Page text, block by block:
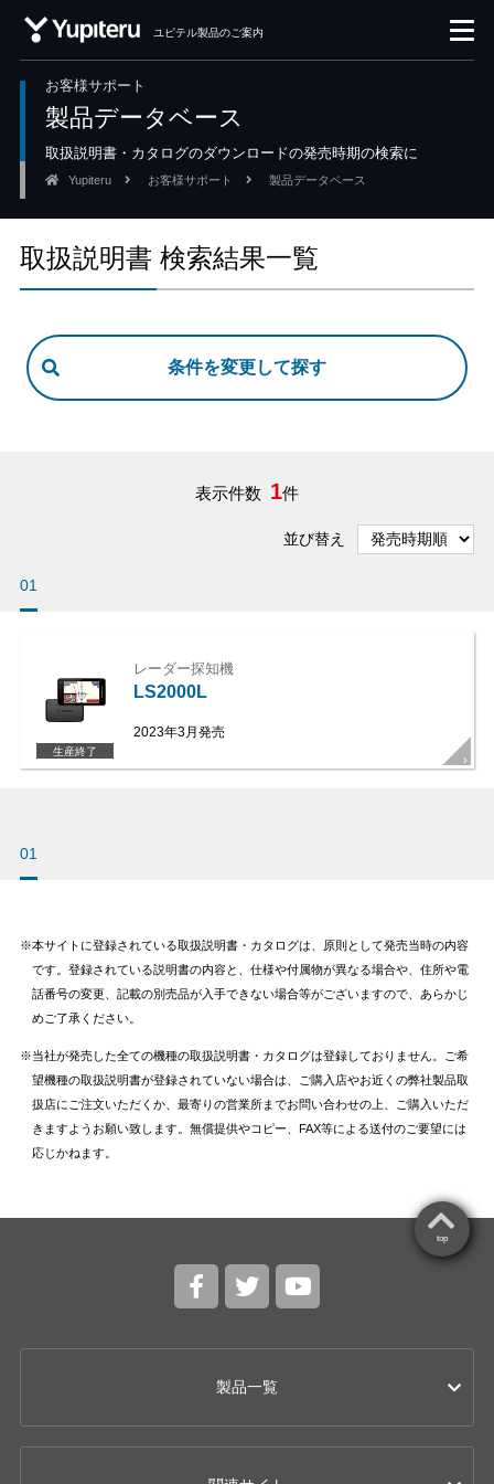
ユピテル製品のご案内
お客様サポート
製品データベース
取扱説明書・カタログのダウンロードの発売時期の検索に
Yupiteru お客様サポート 製品データベース
取扱説明書 検索結果一覧
表示件数 1件
並び替え
01
生産終了
レーダー探知機
LS2000L
2023年3月発売
01
本サイトに登録されている取扱説明書・カタログは、原則として発売当時の内容
です。登録されている説明書の内容と、仕様や付属物が異なる場合や、住所や電
話番号の変更、記載の別売品が入手できない場合等がございますので、あらかじ
めご了承ください。
当社が発売した全ての機種の取扱説明書・カタログは登録しておりません。ご希
望機種の取扱説明書が登録されていない場合は、ご購入店やお近くの弊社製品取
扱店にご注文いただくか、最寄りの営業所までお問い合わせの上、ご購入いただ
きますようお願い致します。無償提供やコピー、FAX等による送付のご要望には
応じかねます。
製品一覧
top